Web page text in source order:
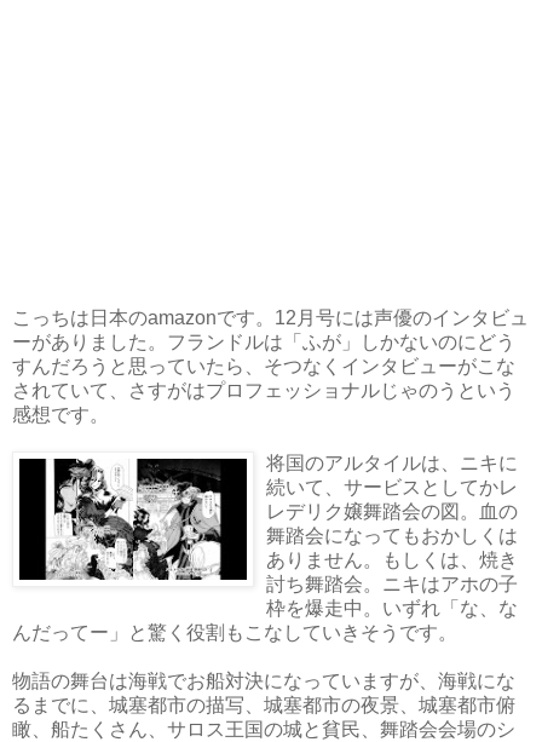
こっちは日本のamazonです。12月号には声優のインタビュ
ーがありました。フランドルは「ふが」しかないのにどう
すんだろうと思っていたら、そつなくインタビューがこな
されていて、さすがはプロフェッショナルじゃのうという
感想です。
将国のアルタイルは、ニキに
続いて、サービスとしてかレ
レデリク嬢舞踏会の図。血の
舞踏会になってもおかしくは
ありません。もしくは、焼き
討ち舞踏会。ニキはアホの子
枠を爆走中。いずれ「な、な
んだってー」と驚く役割もこなしていきそうです。
物語の舞台は海戦でお船対決になっていますが、海戦にな
るまでに、城塞都市の描写、城塞都市の夜景、城塞都市俯
瞰、船たくさん、サロス王国の城と貧民、舞踏会会場のシ